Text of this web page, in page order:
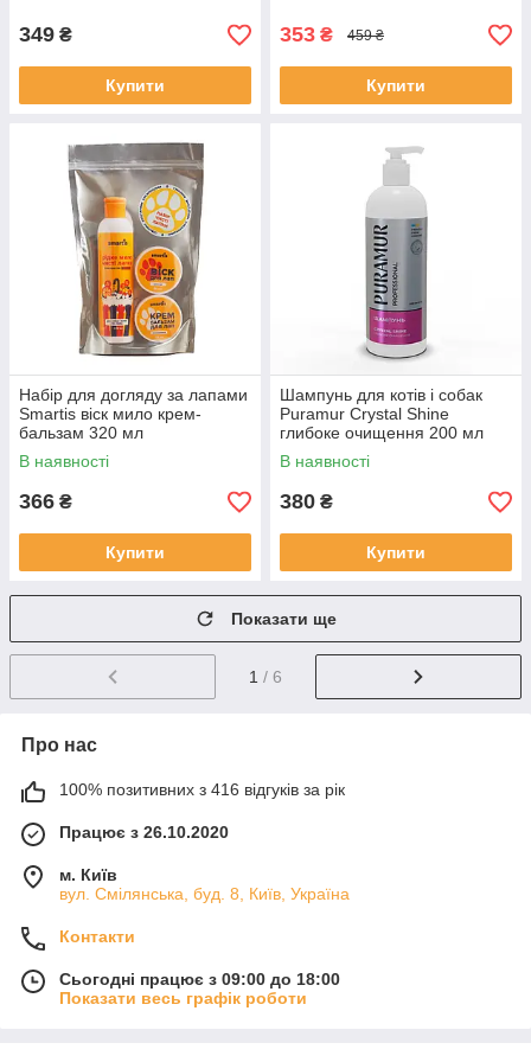
349 ₴
Купити
353 ₴ 459 ₴
Купити
Набір для догляду за лапами
Smartis віск мило крем-
бальзам 320 мл
В наявності
366 ₴
Купити
Шампунь для котів і собак
Puramur Crystal Shine
глибоке очищення 200 мл
(PR243493)
В наявності
380 ₴
Купити
Показати ще
1 / 6
Про нас
100% позитивних з 416 відгуків за рік
Працює з 26.10.2020
м. Київ
вул. Смілянська, буд. 8, Київ, Україна
Контакти
Сьогодні працює з 09:00 до 18:00
Показати весь графік роботи